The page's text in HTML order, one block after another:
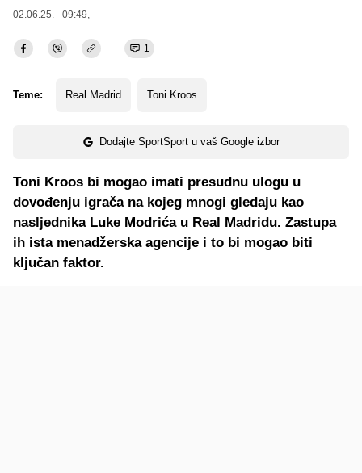
02.06.25. - 09:49,
1
Teme: Real Madrid Toni Kroos
Dodajte SportSport u vaš Google izbor
Toni Kroos bi mogao imati presudnu ulogu u
dovođenju igrača na kojeg mnogi gledaju kao
nasljednika Luke Modrića u Real Madridu. Zastupa
ih ista menadžerska agencije i to bi mogao biti
ključan faktor.